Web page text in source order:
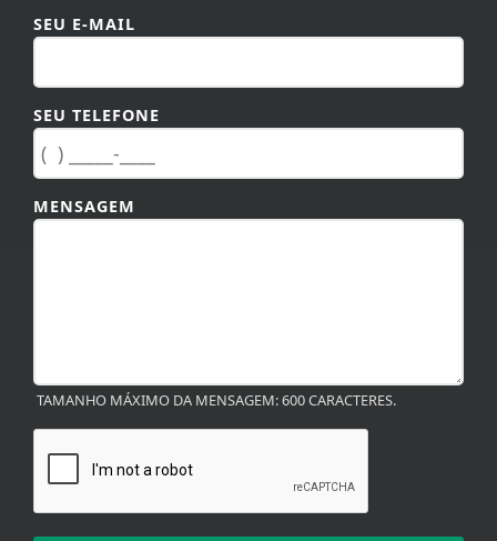
SEU E-MAIL
SEU TELEFONE
MENSAGEM
TAMANHO MÁXIMO DA MENSAGEM: 600 CARACTERES.